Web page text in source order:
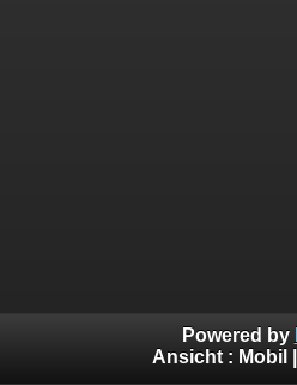
Powered by
Ansicht : Mobil